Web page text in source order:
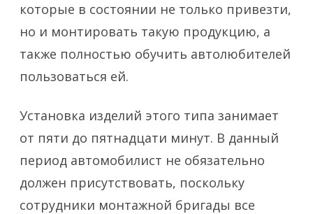
которые в состоянии не только привезти,
но и монтировать такую продукцию, а
также полностью обучить автолюбителей
пользоваться ей.
Установка изделий этого типа занимает
от пяти до пятнадцати минут. В данный
период автомобилист не обязательно
должен присутствовать, поскольку
сотрудники монтажной бригады все